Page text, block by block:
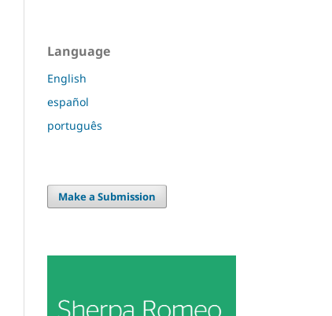
Language
English
español
português
Make a Submission